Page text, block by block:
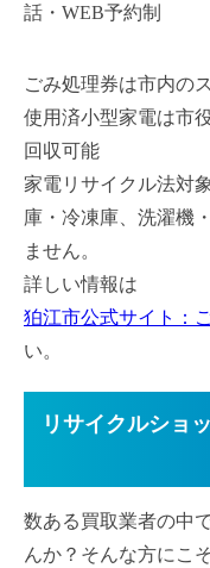
話・WEB予約制
ごみ処理券は市内の
使用済小型家電は市
回収可能
家電リサイクル法対
庫・冷凍庫、洗濯機
ません。
詳しい情報は
狛江市公式サイト：
い。
リサイクルショ
数ある買取業者の中
んか？そんな方にこ